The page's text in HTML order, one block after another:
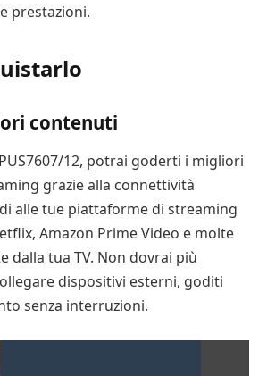
prestazioni.
contenuti
12, potrai goderti i migliori
grazie alla connettività
alle tue piattaforme di streaming
Amazon Prime Video e molte
dalla tua TV. Non dovrai più
dispositivi esterni, goditi
senza interruzioni.